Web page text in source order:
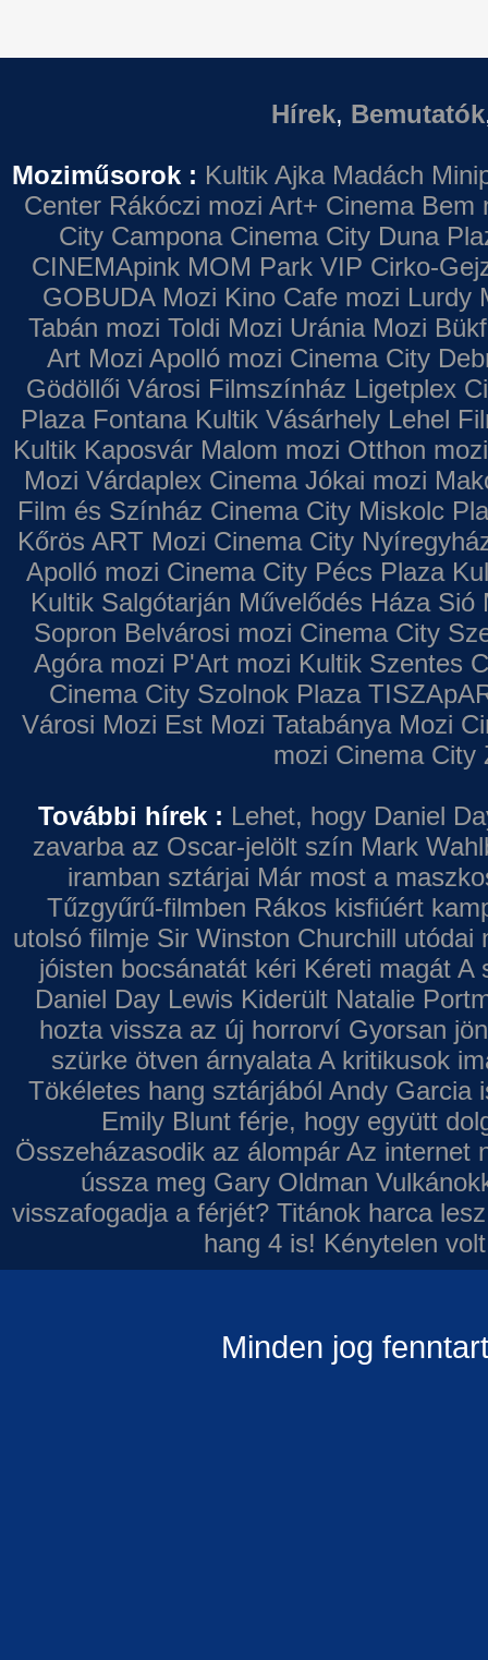
Hírek, Bemutatók
Moziműsorok : Kultik Ajka Madách
Center Rákóczi mozi Art+ Cinema Bem
City Campona Cinema City Duna
CINEMApink MOM Park VIP Cirko-
GOBUDA Mozi Kino Cafe mozi Lurdy
Tabán mozi Toldi Mozi Uránia Mozi
Art Mozi Apolló mozi Cinema City
Gödöllői Városi Filmszínház Ligetplex
Plaza Fontana Kultik Vásárhely Lehel
Kultik Kaposvár Malom mozi Otthon mozi
Mozi Várdaplex Cinema Jókai mozi
Film és Színház Cinema City Miskolc
Kőrös ART Mozi Cinema City
Apolló mozi Cinema City Pécs Plaza
Kultik Salgótarján Művelődés Háza Sió
Sopron Belvárosi mozi Cinema City
Agóra mozi P'Art mozi Kultik Szentes
Cinema City Szolnok Plaza
Városi Mozi Est Mozi Tatabánya Mozi
mozi Cinema City
További hírek : Lehet, hogy Daniel
zavarba az Oscar-jelölt szín Mark
iramban sztárjai Már most a
Tűzgyűrű-filmben Rákos kisfiúért
utolsó filmje Sir Winston Churchill utódai
jóisten bocsánatát kéri Kéreti magát A
Daniel Day Lewis Kiderült Natalie
hozta vissza az új horrorví Gyorsan
szürke ötven árnyalata A kritikusok
Tökéletes hang sztárjából Andy Garcia
Emily Blunt férje, hogy együtt
Összeházasodik az álompár Az internet
ússza meg Gary Oldman
visszafogadja a férjét? Titánok harca
hang 4 is! Kénytelen
Minden jog